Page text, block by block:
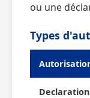
ou une
Types
Declaration